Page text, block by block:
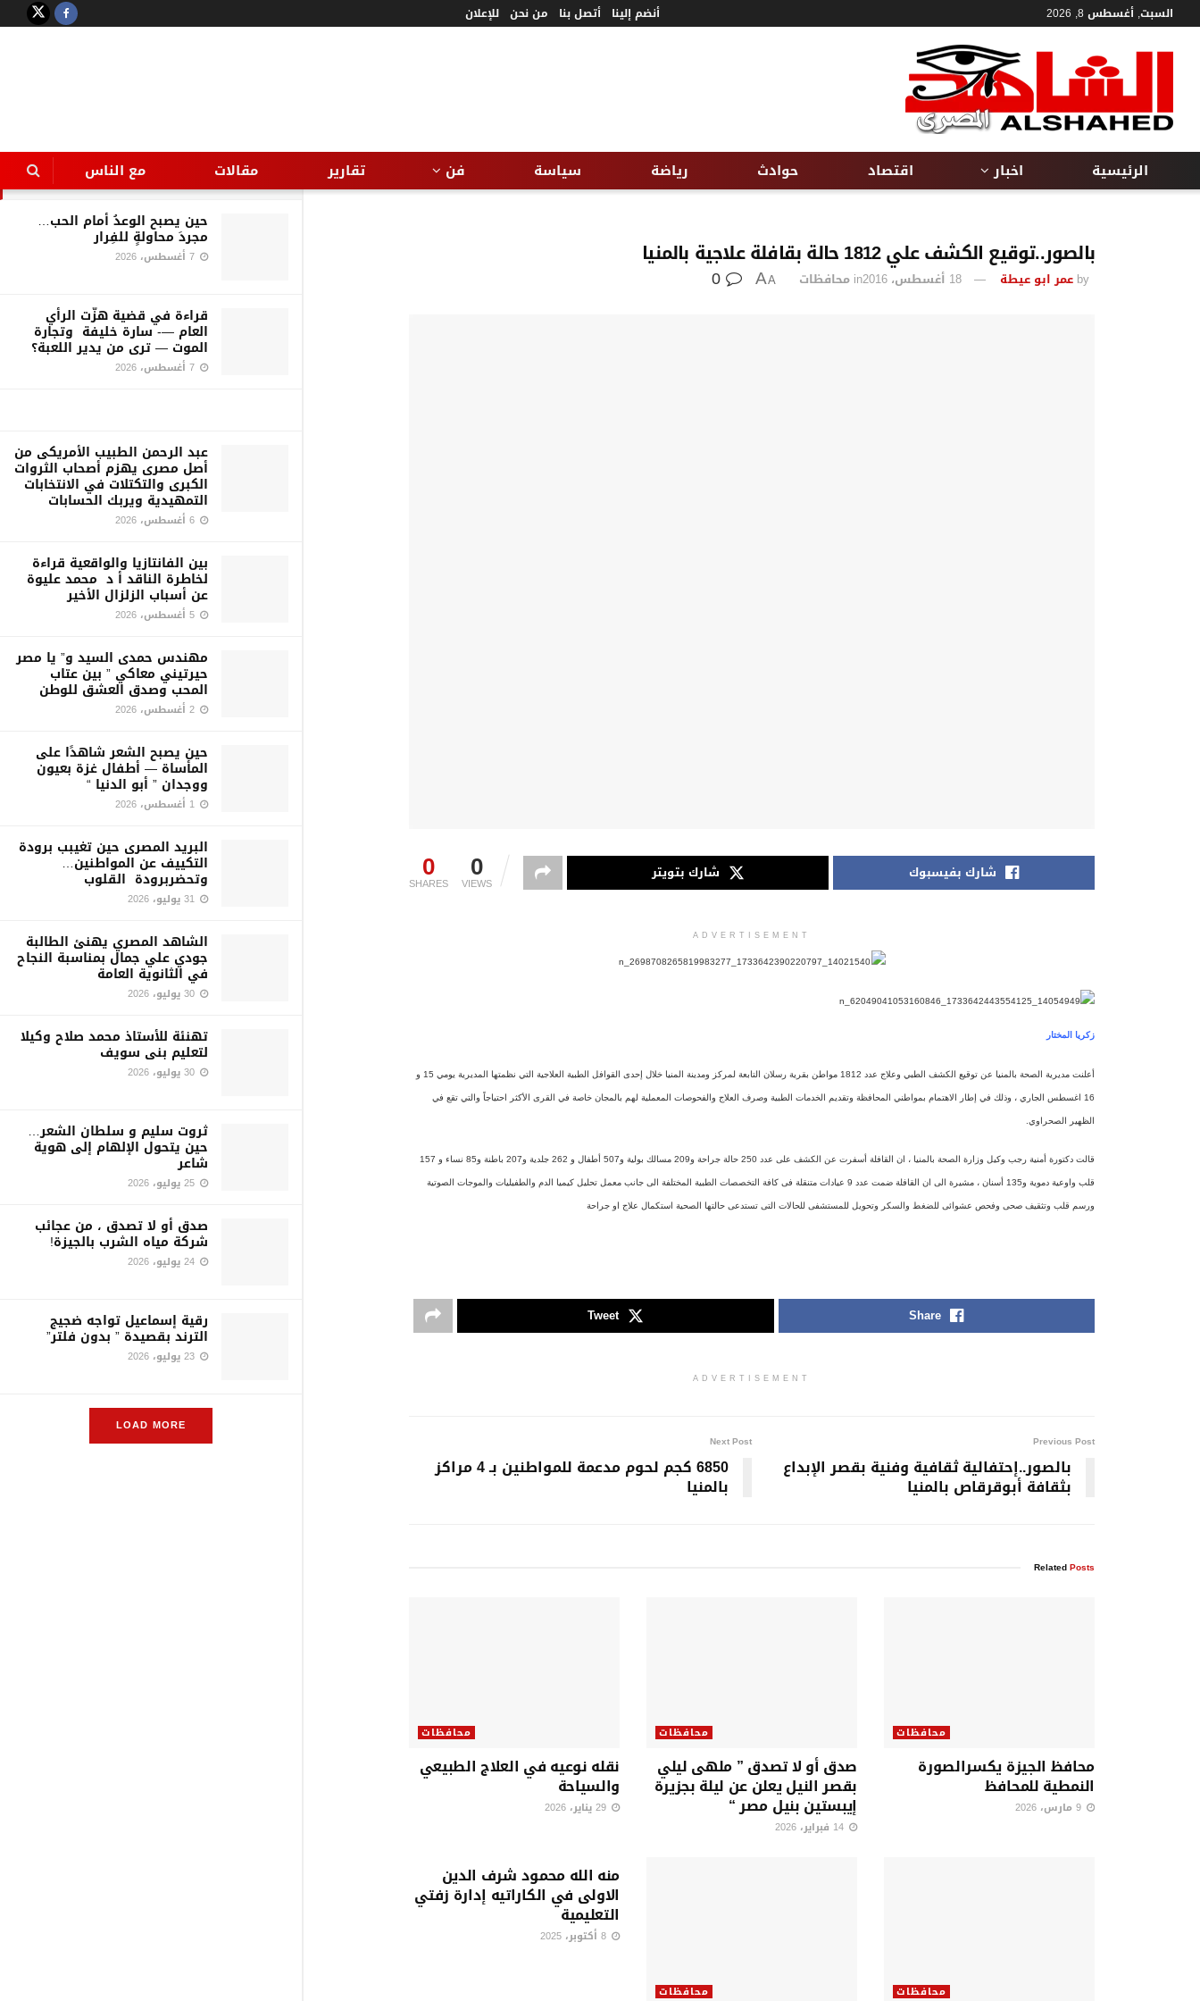
LATEST
حالة بقافلة علاجية بالمنيا
حين يصبح الوعدُ أمام الحب…
مجردَ محاولةٍ للفِرار
قراءة في قضية هزّت الرأي
العام —- سارة خليفة وتجارة
الموت — ترى من يدير اللعبة؟
عبد الرحمن الطبيب الأمريكى من
أصل مصرى يهزم أصحاب الثروات
الكبرى والتكتلات في الانتخابات
التمهيدية ويربك الحسابات
بين الفانتازيا والواقعية قراءة
لخاطرة الناقد أ د محمد عليوة
عن أسباب الزلزال الأخير
مهندس حمدى السيد و” يا مصر
حيرتيني معاكي ” بين عتاب
المحب وصدق العشق للوطن
حين يصبح الشعر شاهدًا على
المأساة — أطفال غزة بعيون
ووجدان ” أبو الدنيا “
البريد المصرى حين تغيبب برودة
التكييف عن المواطنين…
وتحضربرودة القلوب
الشاهد المصري يهنئ الطالبة
جودي علي جمال بمناسبة النجاح
في الثانوية العامة
تهنئة للأستاذ محمد صلاح وكيلا
لتعليم بنى سويف
ثروت سليم و سلطان الشعر…
حين يتحول الإلهام إلى هوية
شاعر
صدق أو لا تصدق ، من عجائب
شركة مياه الشرب بالجيزة!
رقية إسماعيل تواجه ضجيج
الترند بقصيدة ” بدون فلتر”
LOAD MORE
السبت, أغسطس 8, 2026 أنضم إلينا أتصل بنا من نحن للإعلان
الرئيسية اخبار اقتصاد حوادث رياضة سياسة فن تقارير مقالات مع الناس
بالصور..توقيع الكشف علي 1812 حالة بقافلة علاجية بالمنيا
by عمر ابو عيطة 18 أغسطس، 2016 in محافظات A
A
0
SHARES 0
VIEWS
شارك بفيسبوك شارك بتويتر
ADVERTISEMENT
زكريا المختار
أعلنت مديرية الصحة بالمنيا عن توقيع الكشف الطبي وعلاج عدد 1812 مواطن بقرية رسلان التابعة لمركز ومدينة المنيا خلال إحدى القوافل الطبية العلاجية التي نظمتها المديرية يومي 15 و
16 اغسطس الجاري ، وذلك في إطار الاهتمام بمواطني المحافظة وتقديم الخدمات الطبية وصرف العلاج والفحوصات المعملية لهم بالمجان خاصة في القرى الأكثر احتياجاً والتي تقع في
الظهير الصحراوي.
قالت دكتورة أمنية رجب وكيل وزارة الصحة بالمنيا ، ان القافلة أسفرت عن الكشف على عدد 250 حالة جراحة و209 مسالك بولية و507 أطفال و 262 جلدية و207 باطنة و85 نساء و 157
قلب واوعية دموية و135 أسنان ، مشيرة الى ان القافلة ضمت عدد 9 عيادات متنقلة فى كافة التخصصات الطبية المختلفة الى جانب معمل تحليل كيميا الدم والطفيليات والموجات الصوتية
ورسم قلب وتثقيف صحى وفحص عشوائى للضغط والسكر وتحويل للمستشفى للحالات التى تستدعى حالتها الصحية استكمال علاج او جراحة
Share
Tweet
ADVERTISEMENT
Previous Post
بالصور..إحتفالية ثقافية وفنية بقصر الإبداع
بثقافة أبوقرقاص بالمنيا
Next Post
6850 كجم لحوم مدعمة للمواطنين بـ 4 مراكز
بالمنيا
RelatedPosts
محافظات
محافظ الجيزة يكسرالصورة
النمطية للمحافظ
محافظات
صدق أو لا تصدق ” ملهى ليلي
بقصر النيل يعلن عن ليلة بجزيرة
إيبستين بنيل مصر “
محافظات
نقله نوعيه في العلاج الطبيعي
والسياحة
محافظات محافظات
منه الله محمود شرف الدين
الاولى في الكاراتيه إدارة زفتي
التعليمية